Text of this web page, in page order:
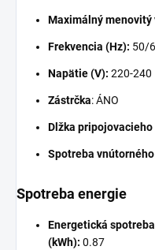
Maximálný menovitý
Frekvencia (Hz): 50/
Napätie (V): 220-240
Zástrčka: ÁNO
Dlžka pripojovacieho
Spotreba
Spotreba energie
Energetická
(kWh): 0.87